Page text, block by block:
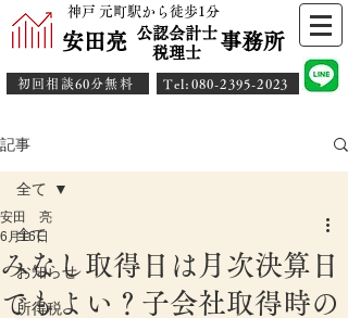
神戸 元町駅から徒歩1分
安田亮 事務所
公認会計士
​税理士
初回相談60分無料 ​Tel:080-2395-2023
記事
全て
お知らせ
所得税
全て
みなし取得日は月次決算日
でもよい？子会社取得時の
安田 亮
6月16日